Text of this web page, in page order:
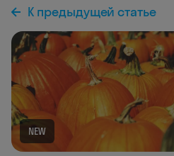
К предыдущей статье
NEW